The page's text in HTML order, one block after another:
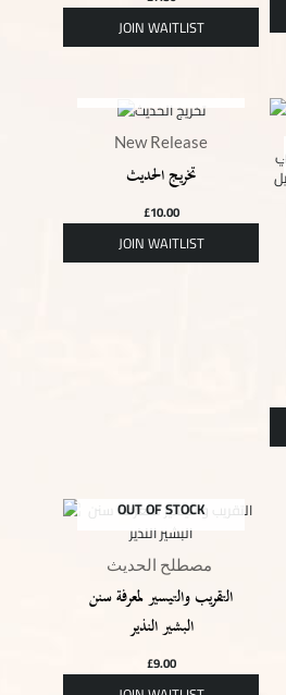
New Release
تخريج الحديث
£10.00
OUT OF STOCK
التقريب والتيسير لمعرفة سنن
البشير النذير
£9.00